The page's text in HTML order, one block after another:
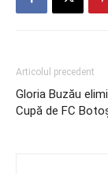
Articolul precedent
Gloria Buzău
Cupă de FC